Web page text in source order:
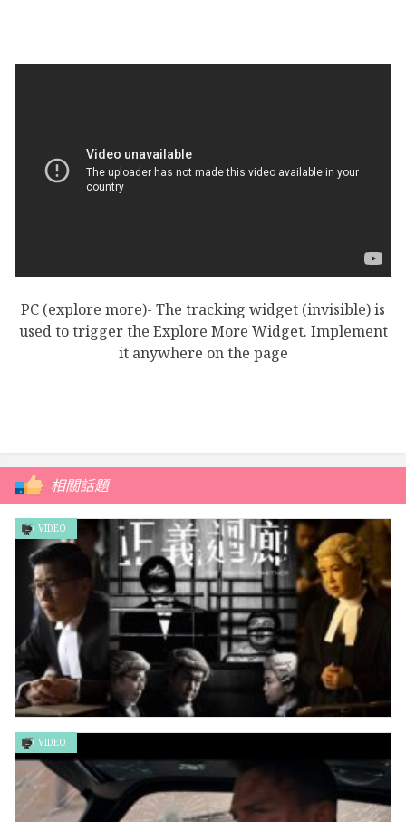
PC (explore more)- The tracking widget (invisible) is
used to trigger the Explore More Widget. Implement
it anywhere on the page
相關話題
正義迴廊 The Sparring Partner
VIDEO
VIDEO